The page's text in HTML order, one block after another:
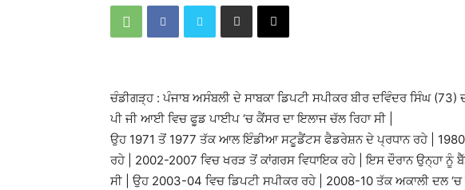
ਚੰਡੀਗੜ੍ਹ : ਪੰਜਾਬ ਅਸੰਬਲੀ ਦੇ ਸਾਬਕਾ ਡਿਪਟੀ ਸਪੀਕਰ ਬੀਰ ਦਵਿੰਦਰ ਸਿੰਘ (73)
ਪੀ ਜੀ ਆਈ ਵਿਚ ਫੂਡ ਪਾਈਪ ‘ਚ ਕੈਂਸਰ ਦਾ ਇਲਾਜ ਚੱਲ ਰਿਹਾ ਸੀ |
ਉਹ 1971 ਤੋਂ 1977 ਤੱਕ ਆਲ ਇੰਡੀਆ ਸਟੂਡੈਂਟਸ ਫੈਡਰੇਸ਼ਨ ਦੇ ਪ੍ਰਧਾਨ ਰਹੇ | 1980
ਰਹੇ | 2002-2007 ਵਿਚ ਖਰੜ ਤੋਂ ਕਾਂਗਰਸ ਵਿਧਾਇਕ ਰਹੇ | ਇਸ ਦੌਰਾਨ ਉਨ੍ਹਾ ਨੂੰ
ਸੀ | ਉਹ 2003-04 ਵਿਚ ਡਿਪਟੀ ਸਪੀਕਰ ਰਹੇ | 2008-10 ਤੱਕ ਅਕਾਲੀ ਦਲ